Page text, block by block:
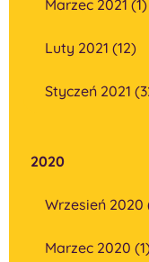
Marzec 2021 (1)
Luty 2021 (12)
Styczeń 2021
2020
Wrzesień 2020
Marzec 2020